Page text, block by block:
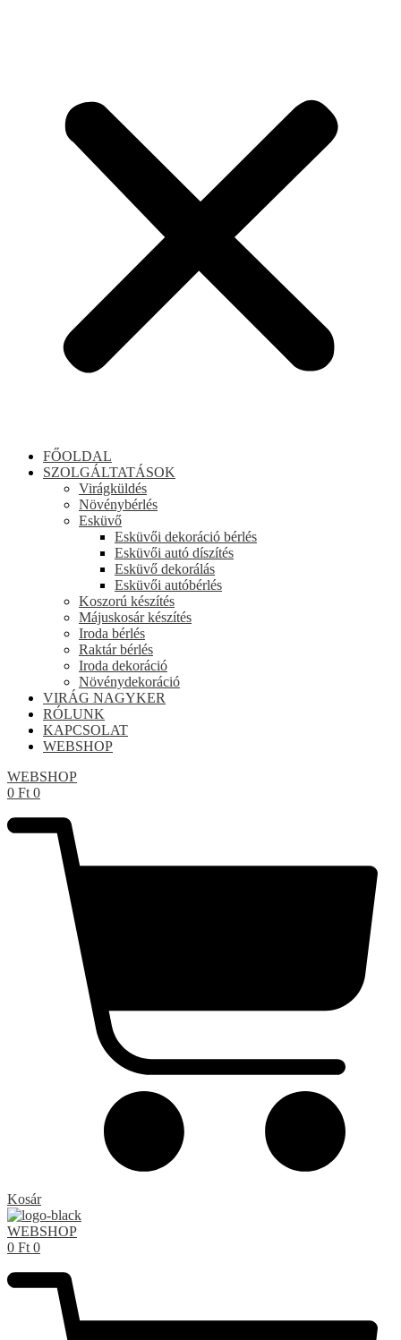
FŐOLDAL
SZOLGÁLTATÁSOK
Virágküldés
Növénybérlés
Esküvő
Esküvői dekoráció bérlés
Esküvői autó díszítés
Esküvő dekorálás
Esküvői autóbérlés
Koszorú készítés
Májuskosár készítés
Iroda bérlés
Raktár bérlés
Iroda dekoráció
Növénydekoráció
VIRÁG NAGYKER
RÓLUNK
KAPCSOLAT
WEBSHOP
WEBSHOP
0 Ft 0
Kosár
WEBSHOP
0 Ft 0